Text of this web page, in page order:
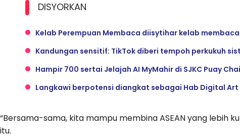
DISYORKAN
Kelab Perempuan Membaca diisytihar kelab
Kandungan sensitif: TikTok diberi tempoh perkukuh
Hampir 700 sertai Jelajah AI MyMahir di SJKC Puay
Langkawi berpotensi diangkat sebagai Hab Digital
“Bersama-sama, kita mampu membina ASEAN yang lebih
itu.